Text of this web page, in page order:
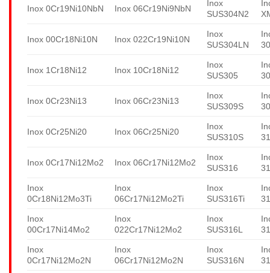
Inox 0Cr19Ni10NbN Inox 06Cr19Ni9NbN
Inox
SUS304N2
Inox 00Cr18Ni10N Inox 022Cr19Ni10N
Inox
SUS304LN
Inox 1Cr18Ni12 Inox 10Cr18Ni12
Inox
SUS305
Inox 0Cr23Ni13 Inox 06Cr23Ni13
Inox
SUS309S
Inox 0Cr25Ni20 Inox 06Cr25Ni20
Inox
SUS310S
Inox 0Cr17Ni12Mo2 Inox 06Cr17Ni12Mo2
Inox
SUS316
Inox
0Cr18Ni12Mo3Ti
Inox
06Cr17Ni12Mo2Ti
Inox
SUS316Ti
Inox
00Cr17Ni14Mo2
Inox
022Cr17Ni12Mo2
Inox
SUS316L
Inox
0Cr17Ni12Mo2N
Inox
06Cr17Ni12Mo2N
Inox
SUS316N